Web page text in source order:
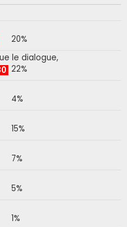
20%
le dialogue,
22%
4%
15%
7%
5%
1%